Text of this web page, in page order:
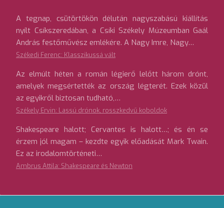
A tegnap, csütörtökön délután nagyszabású kiállítás
nyílt Csíkszeredában, a Csíki Székely Múzeumban Gaál
András festőművész emlékére. A Nagy Imre, Nagy…
Székedi Ferenc: Klasszikussá vált
Az elmúlt héten a román légierő lelőtt három drónt,
amelyek megsértették az ország légterét. Ezek közül
az egyikről biztosan tudható,…
Székely Ervin: Lassú drónok, rosszkedvű koboldok
Shakespeare halott; Cervantes is halott…; és én se
érzem jól magam – kezdte egyik előadását Mark Twain.
Ez az irodalomtörténeti…
Ambrus Attila: Shakespeare és Newton